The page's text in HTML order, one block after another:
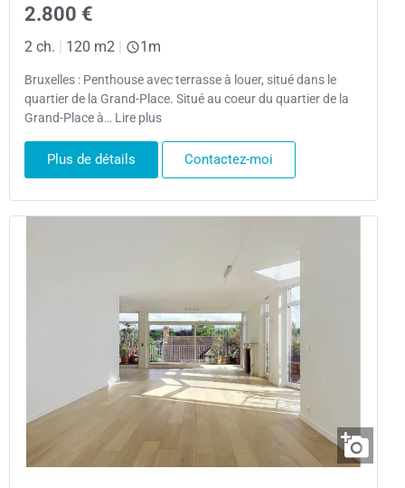
2.800 €
2 ch. | 120 m2 | 1m
Bruxelles : Penthouse avec terrasse à louer, situé dans le
quartier de la Grand-Place. Situé au coeur du quartier de la
Grand-Place à… Lire plus
Plus de détails Contactez-moi